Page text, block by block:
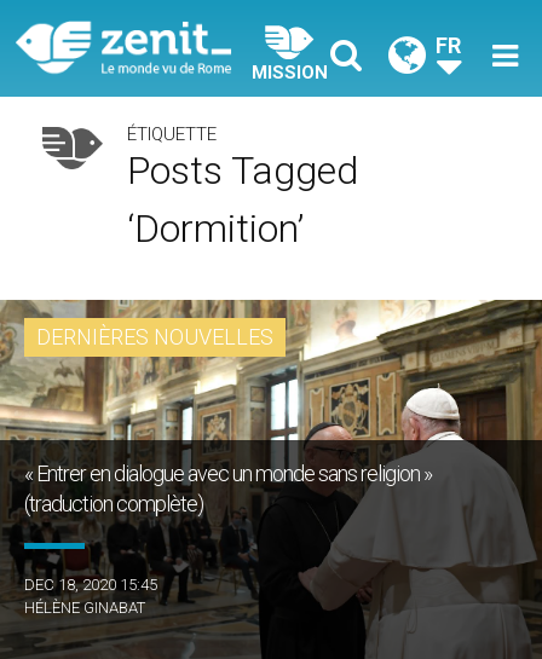
MISSION
FR
ÉTIQUETTE
Posts Tagged
‘Dormition’
DERNIÈRES NOUVELLES
« Entrer en dialogue avec un monde sans religion »
(traduction complète)
DEC 18, 2020 15:45
HÉLÈNE GINABAT